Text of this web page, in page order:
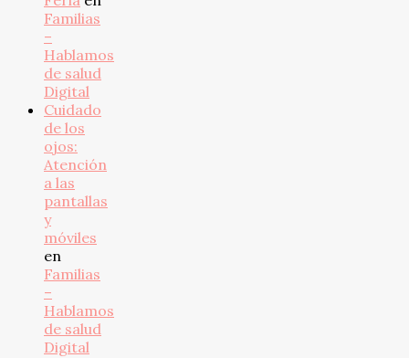
Familias
–
Hablamos
de salud
Digital
Cuidado
de los
ojos:
Atención
a las
pantallas
y
móviles
en
Familias
–
Hablamos
de salud
Digital